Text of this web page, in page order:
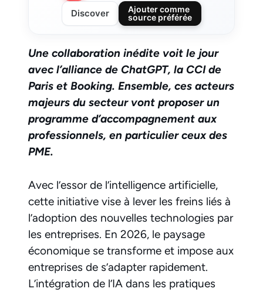
Discover
Ajouter comme
source préférée
Une collaboration inédite voit le jour
avec l’alliance de ChatGPT, la CCI de
Paris et Booking. Ensemble, ces acteurs
majeurs du secteur vont proposer un
programme d’accompagnement aux
professionnels, en particulier ceux des
PME.
Avec l’essor de l’intelligence artificielle,
cette initiative vise à lever les freins liés à
l’adoption des nouvelles technologies par
les entreprises. En 2026, le paysage
économique se transforme et impose aux
entreprises de s’adapter rapidement.
L’intégration de l’IA dans les pratiques